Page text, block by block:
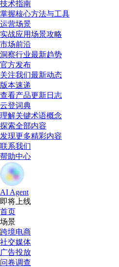
技术指南
掌握核心方法与工具
运营场景
实战应用场景攻略
市场前沿
洞察行业最新趋势
官方发布
关注我们最新动态
版本速递
查看产品更新日志
云登词典
理解关键术语概念
探索全部内容
发现更多精彩内容
联系我们
帮助中心
AI Agent
即将上线
首页
场景
跨境电商
社交媒体
广告投放
问卷调查